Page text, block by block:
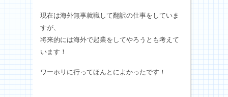
現在は海外無事就職して翻訳の仕事をしていま
すが、
将来的には海外で起業をしてやろうとも考えて
います！
ワーホリに行ってほんとによかったです！